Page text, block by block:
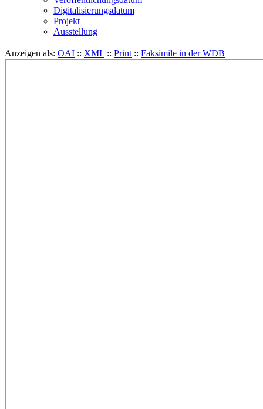
Digitalisierungsdatum
Projekt
Ausstellung
Anzeigen als: OAI :: XML :: Print :: Faksimile in der WDB